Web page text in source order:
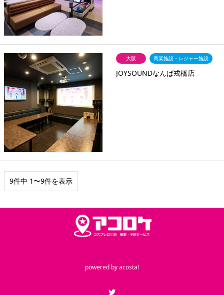
大阪 商業施設・レジャー施設
JOYSOUNDなんば戎橋店
9件中 1〜9件を表示
powered byacosta!